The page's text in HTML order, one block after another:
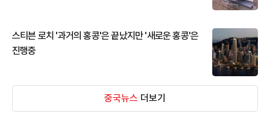
스티븐 로치 '과거의 홍콩'은 끝났지만 '새로운 홍콩'은
진행중
중국뉴스 더보기